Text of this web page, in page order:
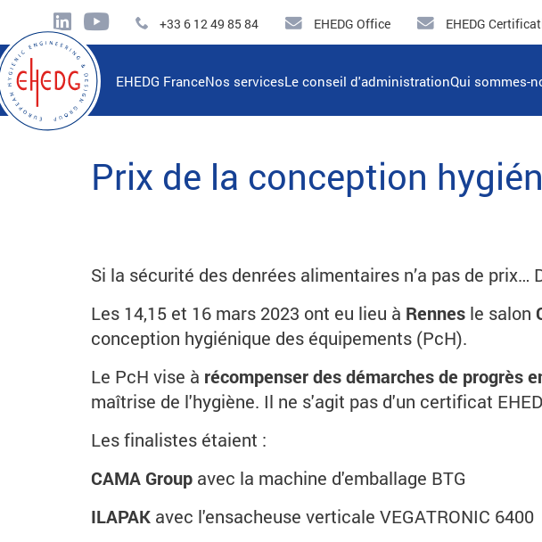
+33 6 12 49 85 84 EHEDG Office EHEDG
EHEDG FranceNos servicesLe conseil d'administrationQui sommes-
Prix de la conception
Si la sécurité des denrées alimentaires n’a pas de
Les 14,15 et 16 mars 2023 ont eu lieu à Rennes le salon
conception hygiénique des équipements (PcH).
Le PcH vise à récompenser des démarches de progrès
maîtrise de l'hygiène. Il ne s'agit pas d'un certificat
Les finalistes étaient :
CAMA Group avec la machine d'emballage BTG
ILAPAK avec l'ensacheuse verticale VEGATRONIC 6400